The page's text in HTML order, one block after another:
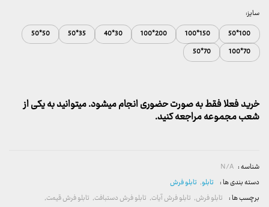
تا
2,600,000 تومان
سایز:
100*50
150*100
200*100
30*40
35*50
50*50
70*100
70*50
خرید فعلا فقط به صورت حضوری انجام میشود. میتوانید به یکی از
شعب مجموعه مراجعه کنید.
شناسه : N/A
دسته بندی ها : تابلو, تابلو فرش
برچسب ها : تابلو فرش, تابلو فرش آیات, تابلو فرش دستبافت, تابلو فرش قیمت,